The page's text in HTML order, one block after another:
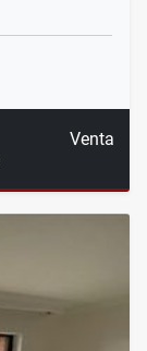
Venta